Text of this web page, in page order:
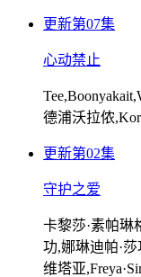
更新第07集
心动禁止
德浦沃拉侬
更新第02集
守护之爱
卡黎莎·素帕琳
功,娜琳迪帕·
维塔亚